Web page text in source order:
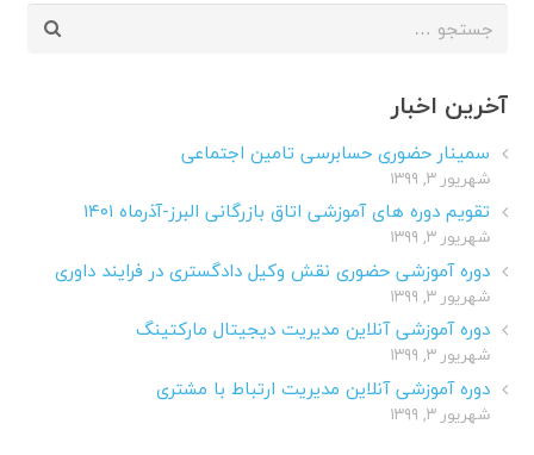
جستجو
آخرین اخبار
سمینار حضوری حسابرسی تامین اجتماعی
شهریور ۳, ۱۳۹۹
تقویم دوره های آموزشی اتاق بازرگانی البرز-آذرماه ۱۴۰۱
شهریور ۳, ۱۳۹۹
دوره آموزشی حضوری نقش وکیل دادگستری در فرایند داوری
شهریور ۳, ۱۳۹۹
دوره آموزشی آنلاین مدیریت دیجیتال مارکتینگ
شهریور ۳, ۱۳۹۹
دوره آموزشی آنلاین مدیریت ارتباط با مشتری
شهریور ۳, ۱۳۹۹